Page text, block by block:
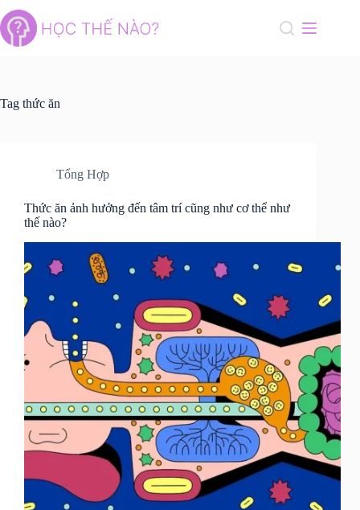
to
content
Tag thức ăn
Tổng Hợp
Thức ăn ảnh hưởng đến tâm trí cũng như cơ thể như
thế nào?